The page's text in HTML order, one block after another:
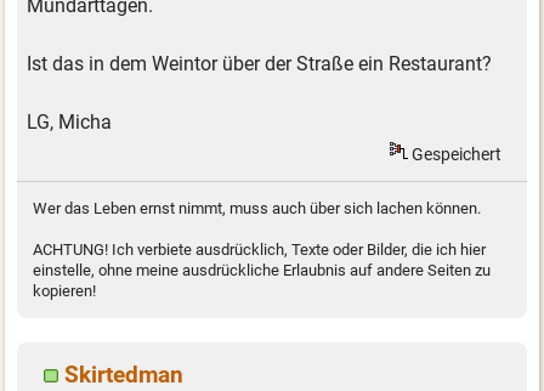
Mundarttagen.
Ist das in dem Weintor über der Straße ein Restaurant?
LG, Micha
Gespeichert
Wer das Leben ernst nimmt, muss auch über sich lachen können.
ACHTUNG! Ich verbiete ausdrücklich, Texte oder Bilder, die ich hier
einstelle, ohne meine ausdrückliche Erlaubnis auf andere Seiten zu
kopieren!
Skirtedman